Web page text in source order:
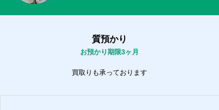
質預かり
お預かり期限3ヶ月
買取りも承っております